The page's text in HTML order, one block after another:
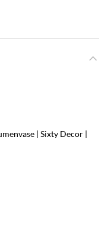
| Sixty Decor |